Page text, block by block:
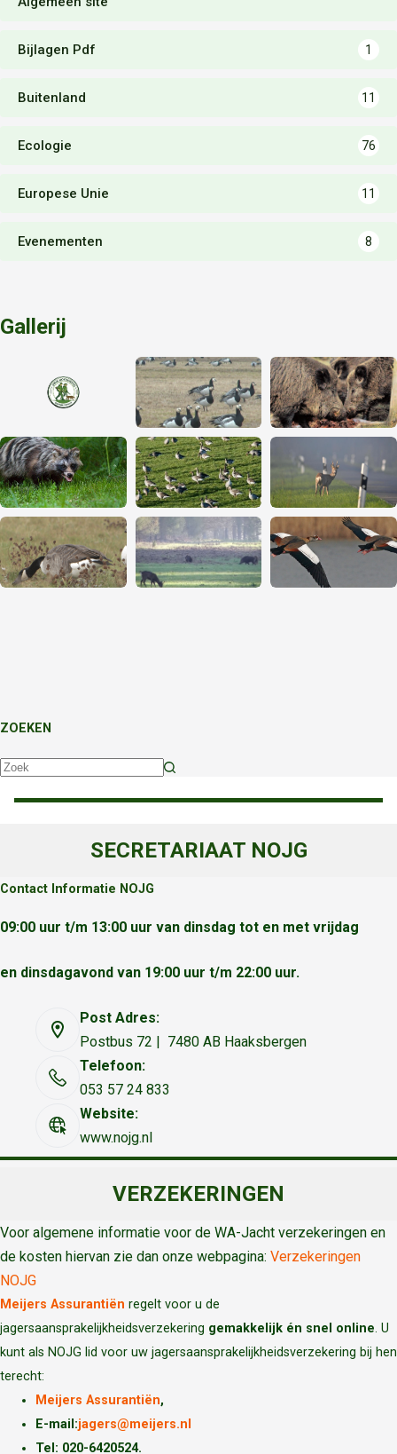
Bijlagen Pdf 1
Buitenland 11
Ecologie 76
Europese Unie 11
Evenementen 8
Gallerij
ZOEKEN
SECRETARIAAT NOJG
Contact Informatie NOJG
09:00 uur t/m 13:00 uur van dinsdag tot en met vrijdag
en dinsdagavond van 19:00 uur t/m 22:00 uur.
Post Adres:
Postbus 72 | 7480 AB Haaksbergen
Telefoon:
053 57 24 833
Website:
www.nojg.nl
VERZEKERINGEN
Voor algemene informatie voor de WA-Jacht verzekeringen en
de kosten hiervan zie dan onze webpagina: Verzekeringen
NOJG
Meijers Assurantiën regelt voor u de
jagersaansprakelijkheidsverzekering gemakkelijk én snel online. U
kunt als NOJG lid voor uw jagersaansprakelijkheidsverzekering bij hen
terecht:
Meijers Assurantiën,
E-mail:jagers@meijers.nl
Tel: 020-6420524.